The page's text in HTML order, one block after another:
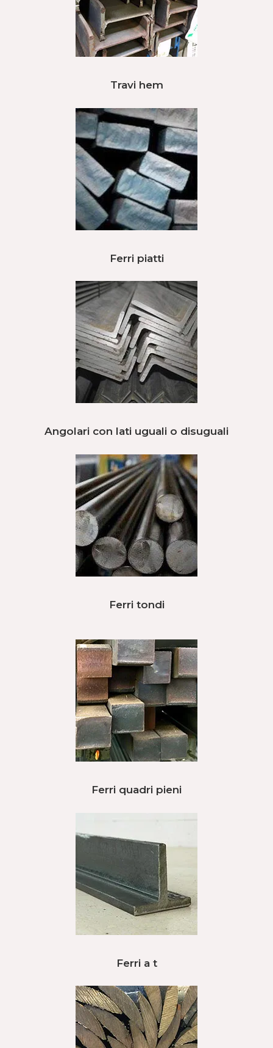
Travi hem
Ferri piatti
Angolari con lati uguali o disuguali
Ferri tondi
Ferri quadri pieni
Ferri a t